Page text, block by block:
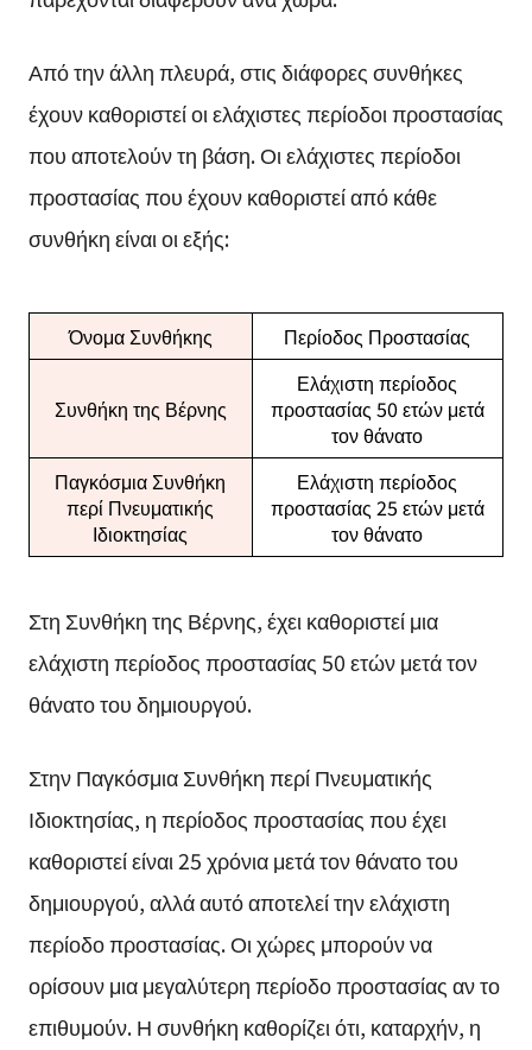
Από την άλλη πλευρά, στις διάφορες συνθήκες
έχουν καθοριστεί οι ελάχιστες περίοδοι προστασίας
που αποτελούν τη βάση. Οι ελάχιστες περίοδοι
προστασίας που έχουν καθοριστεί από κάθε
συνθήκη είναι οι εξής:
Όνομα Συνθήκης Περίοδος Προστασίας
Συνθήκη της Βέρνης
Ελάχιστη περίοδος
προστασίας 50 ετών μετά
τον θάνατο
Παγκόσμια Συνθήκη
περί Πνευματικής
Ιδιοκτησίας
Ελάχιστη περίοδος
προστασίας 25 ετών μετά
τον θάνατο
Στη Συνθήκη της Βέρνης, έχει καθοριστεί μια
ελάχιστη περίοδος προστασίας 50 ετών μετά τον
θάνατο του δημιουργού.
Στην Παγκόσμια Συνθήκη περί Πνευματικής
Ιδιοκτησίας, η περίοδος προστασίας που έχει
καθοριστεί είναι 25 χρόνια μετά τον θάνατο του
δημιουργού, αλλά αυτό αποτελεί την ελάχιστη
περίοδο προστασίας. Οι χώρες μπορούν να
ορίσουν μια μεγαλύτερη περίοδο προστασίας αν το
επιθυμούν. Η συνθήκη καθορίζει ότι, καταρχήν, η